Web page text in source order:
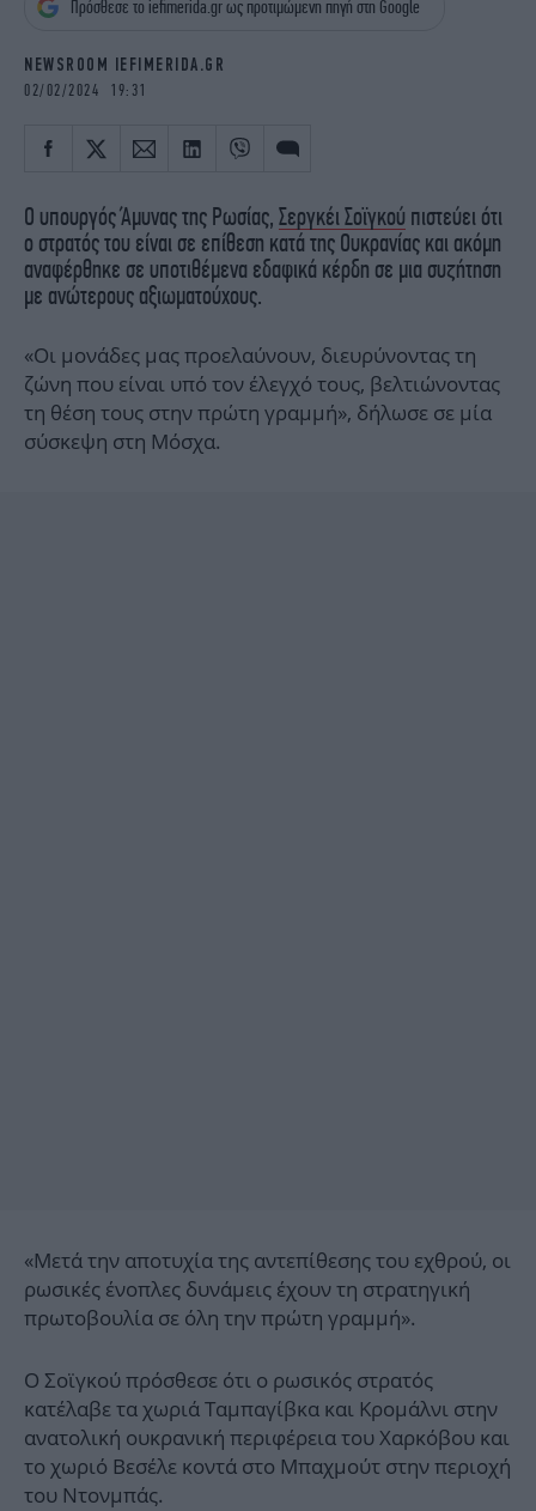
iBOOKS
ΖΩΔΙΑ
MEDIA
NEWSLETTER
Πρόσθεσε το iefimerida.gr ως προτιμώμενη πηγή στη Google
NEWSROOM IEFIMERIDA.GR
02/02/2024 19:31
Ο υπουργός Άμυνας της Ρωσίας, Σεργκέι Σοϊγκού πιστεύει ότι
ο στρατός του είναι σε επίθεση κατά της Ουκρανίας και ακόμη
αναφέρθηκε σε υποτιθέμενα εδαφικά κέρδη σε μια συζήτηση
με ανώτερους αξιωματούχους.
«Οι μονάδες μας προελαύνουν, διευρύνοντας τη
ζώνη που είναι υπό τον έλεγχό τους, βελτιώνοντας
τη θέση τους στην πρώτη γραμμή», δήλωσε σε μία
σύσκεψη στη Μόσχα.
«Μετά την αποτυχία της αντεπίθεσης του εχθρού, οι
ρωσικές ένοπλες δυνάμεις έχουν τη στρατηγική
πρωτοβουλία σε όλη την πρώτη γραμμή».
Ο Σοϊγκού πρόσθεσε ότι ο ρωσικός στρατός
κατέλαβε τα χωριά Ταμπαγίβκα και Κρομάλνι στην
ανατολική ουκρανική περιφέρεια του Χαρκόβου και
το χωριό Βεσέλε κοντά στο Μπαχμούτ στην περιοχή
του Ντονμπάς.